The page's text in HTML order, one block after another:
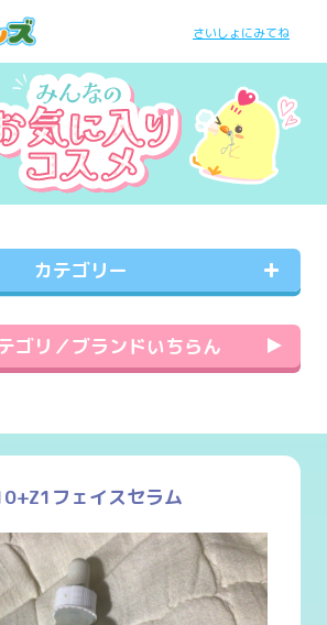
さいしょにみてね
カテゴリー
ゴリ／ブランドいちらん
フェイスセラム